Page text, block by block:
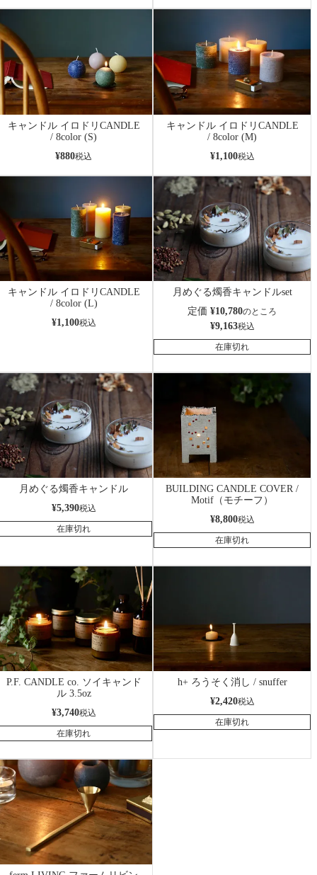
キャンドル イロドリCANDLE
/ 8color (S)
¥880税込
キャンドル イロドリCANDLE
/ 8color (M)
¥1,100税込
キャンドル イロドリCANDLE
/ 8color (L)
¥1,100税込
月めぐる燭香キャンドルset
定価 ¥10,780のところ
¥9,163税込
在庫切れ
月めぐる燭香キャンドル
¥5,390税込
在庫切れ
BUILDING CANDLE COVER /
Motif（モチーフ）
¥8,800税込
在庫切れ
P.F. CANDLE co. ソイキャンド
ル 3.5oz
¥3,740税込
在庫切れ
h+ ろうそく消し / snuffer
¥2,420税込
在庫切れ